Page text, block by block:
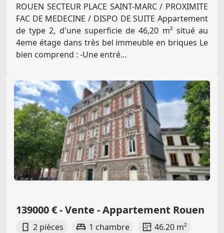
ROUEN SECTEUR PLACE SAINT-MARC / PROXIMITE
FAC DE MEDECINE / DISPO DE SUITE Appartement
de type 2, d'une superficie de 46,20 m² situé au
4eme étage dans très bel immeuble en briques Le
bien comprend : -Une entré...
139000 € - Vente - Appartement Rouen
2 pièces 1 chambre
46.20 m²